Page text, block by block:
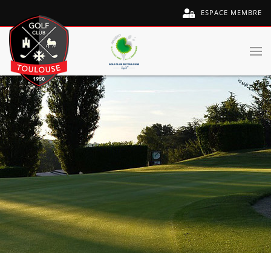
ESPACE MEMBRE